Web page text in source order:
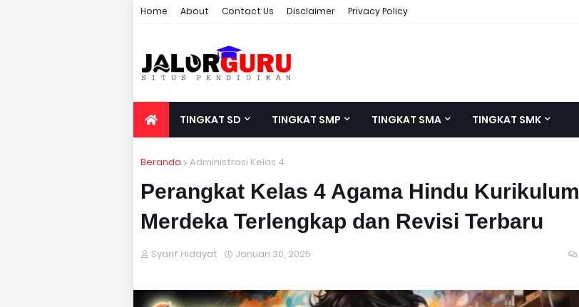
Home About Contact Us Disclaimer Privacy Policy
TINGKAT SD TINGKAT SMP TINGKAT SMA TINGKAT SMK
Beranda Administrasi Kelas 4
Perangkat Kelas 4 Agama Hindu Kurikulum
Merdeka Terlengkap dan Revisi Terbaru
Syarif Hidayat Januari 30, 2025